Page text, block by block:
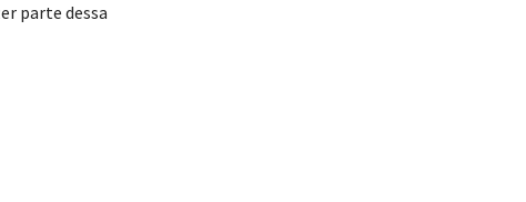
parte dessa